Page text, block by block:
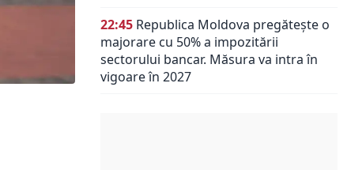
22:45 Republica Moldova pregătește o
majorare cu 50% a impozitării
sectorului bancar. Măsura va intra în
vigoare în 2027